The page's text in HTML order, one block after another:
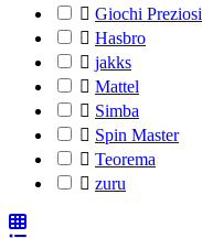
 Giochi Preziosi
 Hasbro
 jakks
 Mattel
 Simba
 Spin Master
 Teorema
 zuru